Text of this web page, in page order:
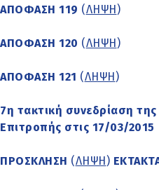
ΑΠΟΦΑΣΗ 119 (ΛΗΨΗ )
ΑΠΟΦΑΣΗ 120 (ΛΗΨΗ )
ΑΠΟΦΑΣΗ 121 (ΛΗΨΗ )
7η τακτική συνεδρίαση της
Επιτροπής στις 17/03/2015
ΠΡΟΣΚΛΗΣΗ (ΛΗΨΗ )